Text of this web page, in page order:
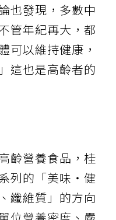
也發現，多數中
管年紀再大，都
可以維持健康，
這也是高齡者的
齡營養食品，桂
列的「美味‧健
纖維質」的方向